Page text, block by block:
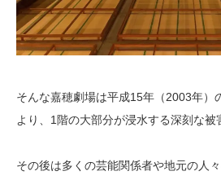
そんな嘉穂劇場は平成15年（2003年）
より、1階の大部分が浸水する深刻な被
その後は多くの芸能関係者や地元の人